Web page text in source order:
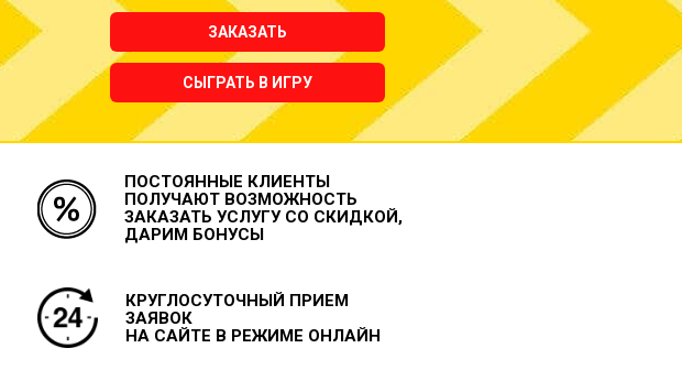
ЗАКАЗАТЬ
СЫГРАТЬ В ИГРУ
ПОСТОЯННЫЕ КЛИЕНТЫ
ПОЛУЧАЮТ ВОЗМОЖНОСТЬ
ЗАКАЗАТЬ УСЛУГУ СО СКИДКОЙ,
ДАРИМ БОНУСЫ
КРУГЛОСУТОЧНЫЙ ПРИЕМ
ЗАЯВОК
НА САЙТЕ В РЕЖИМЕ ОНЛАЙН